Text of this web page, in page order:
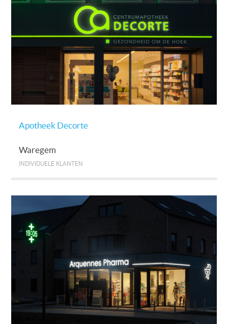
Apotheek Decorte
Waregem
INDIVIDUELE KLANTEN